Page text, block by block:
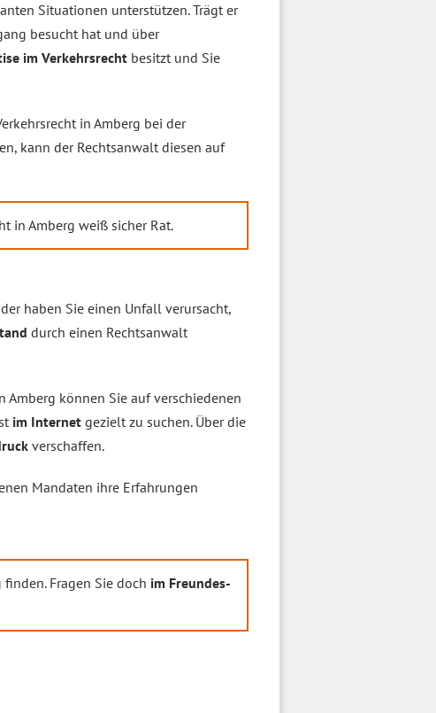
Situationen unterstützen. Trägt er
besucht hat und über
im Verkehrsrecht besitzt und Sie
in Amberg bei der
kann der Rechtsanwalt diesen auf
in Amberg weiß sicher Rat.
haben Sie einen Unfall verursacht,
durch einen Rechtsanwalt
Amberg können Sie auf verschiedenen
im Internet gezielt zu suchen. Über die
verschaffen.
Mandaten ihre Erfahrungen
Fragen Sie doch im Freundes-